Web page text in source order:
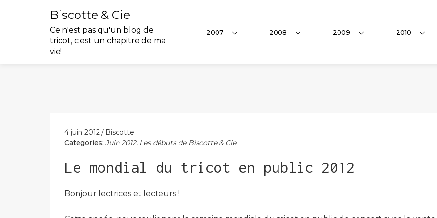
Biscotte & Cie
Ce n'est pas qu'un blog de
tricot, c'est un chapitre de ma
vie!
2007 2008 2009 2010
4 juin 2012
Biscotte
Categories: Juin 2012, Les débuts de Biscotte & Cie
Le mondial du tricot en public 2012
Bonjour lectrices et lecteurs !